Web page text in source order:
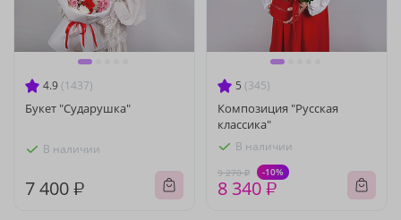
4.9 (1437)
Букет "Сударушка"
В наличии
7 400 ₽
5 (345)
Композиция "Русская
классика"
В наличии
9 270 ₽ -10%
8 340 ₽